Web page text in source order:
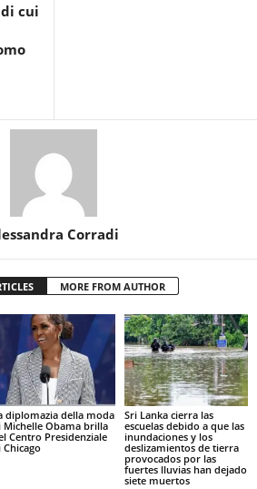
cui
Corradi
MORE FROM AUTHOR
diplomazia della moda
Michelle Obama brilla
Centro Presidenziale
Chicago
Sri Lanka cierra las
escuelas debido a que las
inundaciones y los
deslizamientos de tierra
provocados por las
fuertes lluvias han dejado
siete muertos